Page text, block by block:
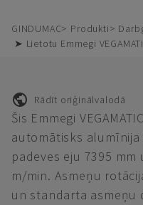
GINDUMAC Produkti
➤ Lietotu Emmegi
Rādīt oriģinālvalodā
Šis Emmegi
automātisks
padeves eju 7395
m/min. Asmeņu
un standarta asmeņu